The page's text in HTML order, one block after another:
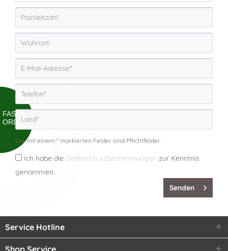
FAST
ORDER
Die mit einem * markierten Felder sind Pflichtfelder.
Ich habe die Datenschutzbestimmungen zur Kenntnis
genommen.
Senden
Service Hotline
Shop Service